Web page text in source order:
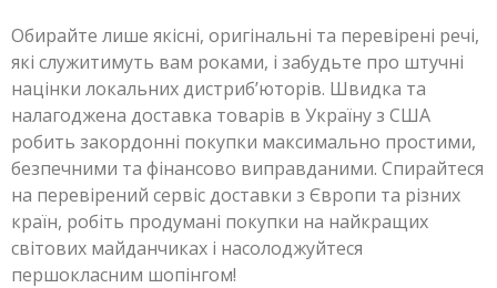
Обирайте лише якісні, оригінальні та перевірені речі,
які служитимуть вам роками, і забудьте про штучні
націнки локальних дистриб’юторів. Швидка та
налагоджена доставка товарів в Україну з США
робить закордонні покупки максимально простими,
безпечними та фінансово виправданими. Спирайтеся
на перевірений сервіс доставки з Європи та різних
країн, робіть продумані покупки на найкращих
світових майданчиках і насолоджуйтеся
першокласним шопінгом!